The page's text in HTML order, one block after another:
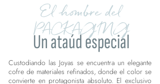
El hombre del
PACKAGING
Un ataúd especial
Custodiando las Joyas se encuentra un elegante
cofre de materiales refinados, donde el color se
convierte en protagonista absoluto. El exclusivo